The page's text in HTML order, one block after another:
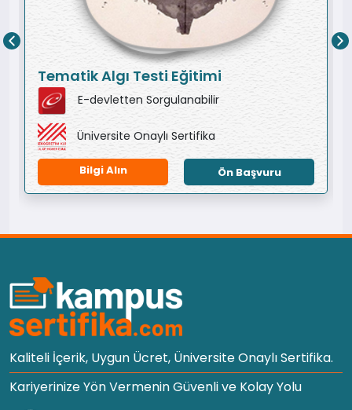
Tematik Algı Testi Eğitimi
E-devletten Sorgulanabilir
Üniversite Onaylı Sertifika
Bilgi Alın Ön Başvuru
Kaliteli İçerik, Uygun Ücret, Üniversite Onaylı Sertifika.
Kariyerinize Yön Vermenin Güvenli ve Kolay Yolu